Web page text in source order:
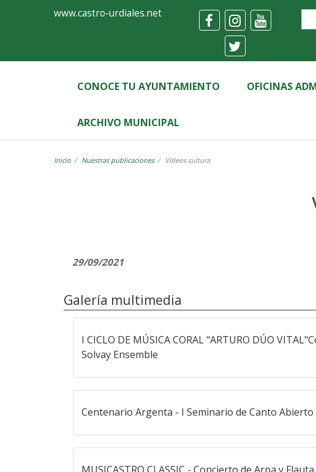
FormularioAyuntamiento
Castro-
Urdiales
www.castro-urdiales.net
CONOCE TU AYUNTAMIENTO OFICINAS
ARCHIVO MUNICIPAL
Inicio Nuestras publicaciones Videos cultura
29/09/2021
Galería multimedia
I CICLO DE MÚSICA CORAL "ARTURO DÚO
Solvay Ensemble
Centenario Argenta - I Seminario de Canto Abierto